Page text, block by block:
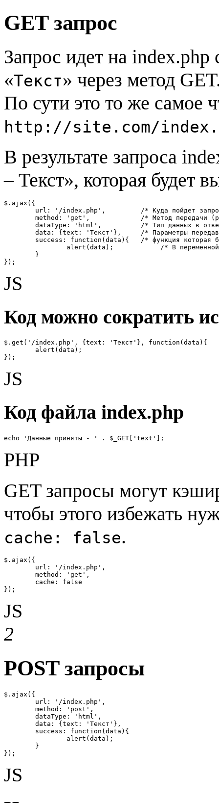
GET запрос
Запрос идет на index.php
«Текст» через метод
По сути это то же самое
http://site.com/
В результате запроса
– Текст», которая будет
$.ajax({
});
JS
Код можно сократить
$.get('/index.php', {text: 'Текст'}, function(data){
});
JS
Код файла index.php
echo 'Данные приняты - ' . $_GET['text'];
PHP
GET запросы могут
чтобы этого избежать
cache: false.
$.ajax({
});
JS
2
POST запросы
$.ajax({
});
JS